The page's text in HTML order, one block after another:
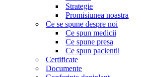
Strategie
Promisiunea noastra
Ce se spune despre noi
Ce spun medicii
Ce spune presa
Ce spun pacientii
Certificate
Documente